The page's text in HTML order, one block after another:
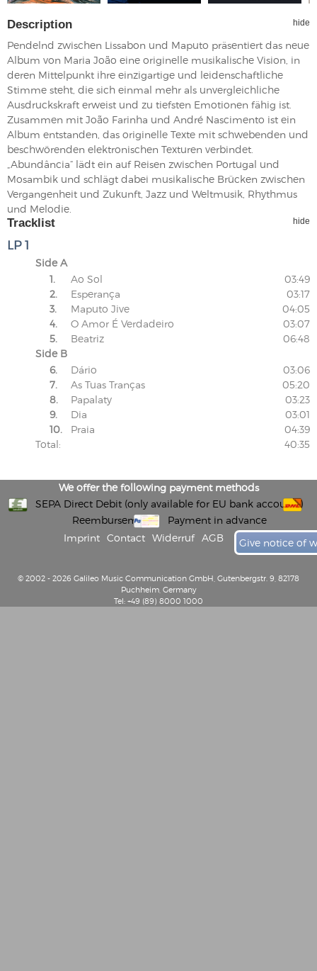
Description hide
Pendelnd zwischen Lissabon und Maputo präsentiert das neue
Album von Maria João eine originelle musikalische Vision, in
deren Mittelpunkt ihre einzigartige und leidenschaftliche
Stimme steht, die sich einmal mehr als unvergleichliche
Ausdruckskraft erweist und zu tiefsten Emotionen fähig ist.
Zusammen mit João Farinha und André Nascimento ist ein
Album entstanden, das originelle Texte mit schwebenden und
beschwörenden elektronischen Texturen verbindet.
„Abundância“ lädt ein auf Reisen zwischen Portugal und
Mosambik und schlägt dabei musikalische Brücken zwischen
Vergangenheit und Zukunft, Jazz und Weltmusik, Rhythmus
und Melodie.
Tracklist hide
LP 1
Side A
1.
Ao Sol
03:49
2.
Esperança
03:17
3.
Maputo Jive
04:05
4.
O Amor É Verdadeiro
03:07
5.
Beatriz
06:48
Side B
6.
Dário
03:06
7.
As Tuas Tranças
05:20
8.
Papalaty
03:23
9.
Dia
03:01
10.
Praia
04:39
Total:
40:35
We offer the following payment methods
SEPA Direct Debit (only available for EU bank accounts)
Reembursement
Payment in advance
Imprint
Contact Widerruf AGB Give notice of
© 2002 - 2026 Galileo Music Communication GmbH, Gutenbergstr. 9, 82178
Puchheim, Germany
Tel: +49 (89) 8000 1000